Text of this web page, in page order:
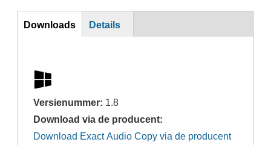
DL
Downloads Details
Versienummer: 1.8
Download via de producent:
Download Exact Audio Copy via de producent